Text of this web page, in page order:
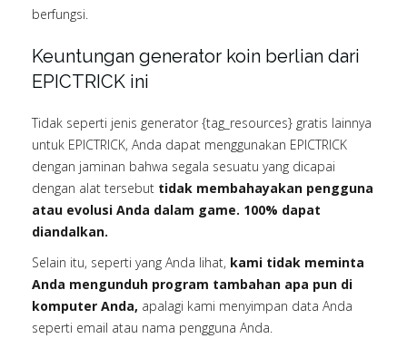
berfungsi.
Keuntungan generator koin berlian dari
EPICTRICK ini
Tidak seperti jenis generator {tag_resources} gratis lainnya
untuk EPICTRICK, Anda dapat menggunakan EPICTRICK
dengan jaminan bahwa segala sesuatu yang dicapai
dengan alat tersebut tidak membahayakan pengguna
atau evolusi Anda dalam game. 100% dapat
diandalkan.
Selain itu, seperti yang Anda lihat, kami tidak meminta
Anda mengunduh program tambahan apa pun di
komputer Anda, apalagi kami menyimpan data Anda
seperti email atau nama pengguna Anda.